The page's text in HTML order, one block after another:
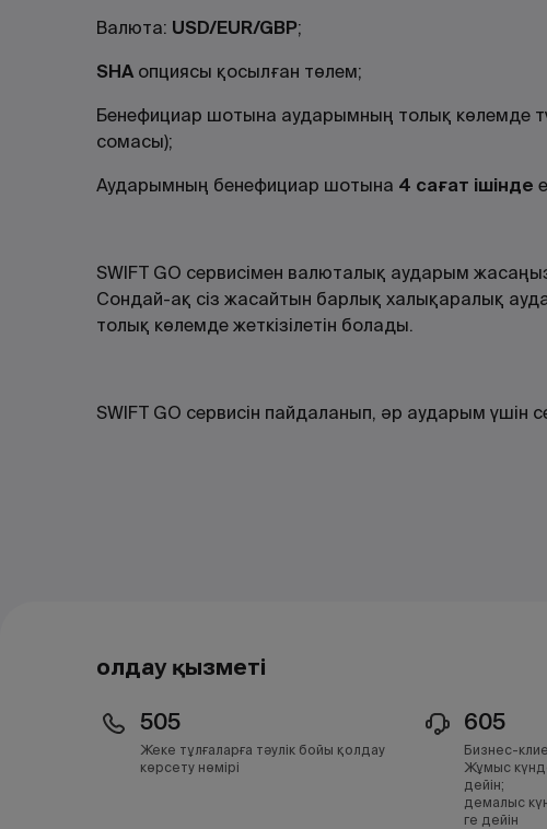
Валюта: USD/EUR/GBP;
SHA опциясы қосылған төлем;
Бенефициар шотына аударымның толық көлемде
сомасы);
Аударымның бенефициар шотына 4 сағат ішінде
SWIFT GO сервисімен валюталық аударым
Сондай-ақ сіз жасайтын барлық халықаралық
толық көлемде жеткізілетін болады.
SWIFT GO сервисін пайдаланып, әр аударым үшін
Қолдау қызметі
505
Жеке тұлғаларға тәулік бойы қолдау
көрсету нөмірі
605
Бизнес-
Жұмыс
дейін;
демалыс
ге дейін